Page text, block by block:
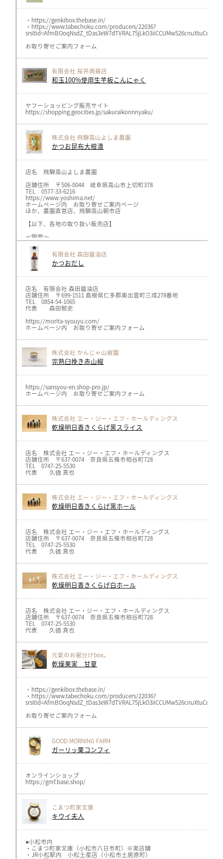
・https://genkibox.thebase.in/
・https://www.tabechoku.com/producers/22036?
srsltid=AfmBOoqNsdZ_tDas3eW7dTVRAL75jLkO3iiCCUMw526cnuXtuCoeJ11r
お取り寄せご案内フォーム
有限会社 桜井蒟蒻店
和玉100%使用生芋板こんにゃく
ヤフーショッピング販売サイト
https://shopping.geocities.jp/sakuraikonnnyaku/
株式会社 飛騨高山よしま農園
かつお昆布大根漬
店名 飛騨高山よしま農園
店舗住所 〒506-0044 岐阜県高山市上切町378
TEL 0577-33-6216
https://www.yoshima.net/
ホームページ内 お取り寄せご案内ページ
ほか、農園直営店、飛騨高山朝市店
【以下、各地の取り扱い販売店】
≪関西≫
キャロットhttps://www.carrot-n.co.jp/、
ヘルスライフ、オーガニックプラザhttps://healthlife.co.jp/（神戸、宝塚
メルカートピッコロ https://www.nakaji34.co.jp/（阪急、広島他各店）
≪関東≫
ボンラスパイユhttps://bonraspail.com/（横浜、吉祥寺各店）
AMRITARA https://www.amritara.com/
≪中部≫
GIFTSPREMIUMhttps://giftspremium.jp/（名古屋市）
GIFTSSHOP https://giftsshop.jp/（岐阜県）
三川屋 https://www.sangawa-ya.co.jp/（高山市）
川島SA岐阜おみやげ https://omiyadata.jp/restarea/kawashima/
旬楽善 各店 https://shun-rakuzen.com/
≪北陸≫
ナチュレ片山 https://nature-katayama.jp/ （新潟）
有限会社 森田醤油店
かつおだし
店名 有限会社 森田醤油店
店舗住所 〒699-1511 島根県仁多郡奥出雲町三成278番地
TEL 0854-54-1065
代表 森田郁史
https://morita-syouyu.com/
ホームページ内 お取り寄せご案内フォーム
株式会社 かんじゃ山椒園
完熟臼挽き赤山椒
https://sansyou-en.shop-pro.jp/
ホームページ内 お取り寄せご案内フォーム
株式会社 エー・ジー・エフ・ホールディングス
乾燥明日香きくらげ黒スライス
店名 株式会社 エー・ジー・エフ・ホールディングス
店舗住所 〒637-0074 奈良県五條市相谷町728
TEL 0747-25-5530
代表 久德 真也
株式会社 エー・ジー・エフ・ホールディングス
乾燥明日香きくらげ黒ホール
店名 株式会社 エー・ジー・エフ・ホールディングス
店舗住所 〒637-0074 奈良県五條市相谷町728
TEL 0747-25-5530
代表 久德 真也
株式会社 エー・ジー・エフ・ホールディングス
乾燥明日香きくらげ白ホール
店名 株式会社 エー・ジー・エフ・ホールディングス
店舗住所 〒637-0074 奈良県五條市相谷町728
TEL 0747-25-5530
代表 久德 真也
元氣のお裾分けbox。
乾燥果実 甘夏
・https://genkibox.thebase.in/
・https://www.tabechoku.com/producers/22036?
srsltid=AfmBOoqNsdZ_tDas3eW7dTVRAL75jLkO3iiCCUMw526cnuXtuCoeJ11r
お取り寄せご案内フォーム
GOOD MORNING FARM
ガーリッ栗コンフィ
オンラインショップ
https://gmf.base.shop/
こまつ町家文庫
キウイ夫人
●小松市内
・こまつ町家文庫（小松市八日市町）※実店舗
・JR小松駅内 小松土産店（小松市土居原町）